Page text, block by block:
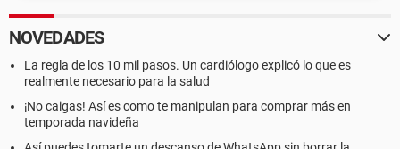
NOVEDADES
La regla de los 10 mil pasos. Un cardiólogo explicó lo que es
realmente necesario para la salud
¡No caigas! Así es como te manipulan para comprar más en
temporada navideña